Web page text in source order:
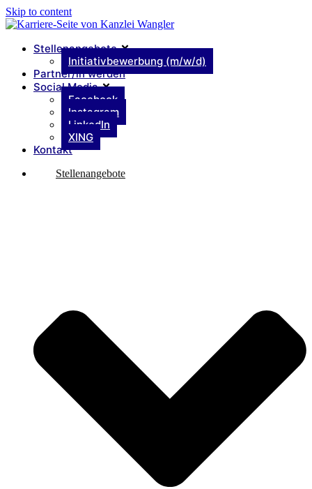
Skip to content
Stellenangebote
Initiativbewerbung (m/w/d)
Partner/in werden
Social Media
Facebook
Instagram
LinkedIn
XING
Kontakt
Stellenangebote